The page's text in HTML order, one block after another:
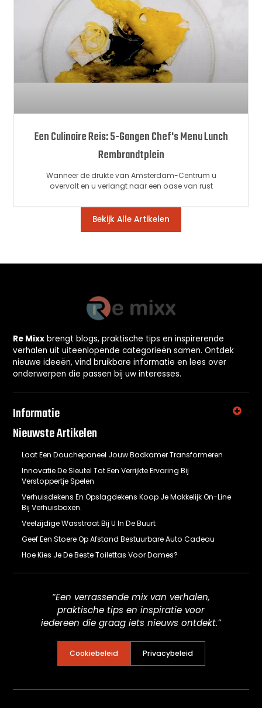
Een Culinaire Reis: 5-Gangen Chef's Menu Lunch
Rembrandtplein
Wanneer de drukte van Amsterdam-Centrum u
overvalt en u verlangt naar een oase van rust
Bekijk Alle Artikelen
Re Mixx brengt blogs, praktische tips en inspirerende
verhalen uit uiteenlopende categorieën samen. Ontdek
nieuwe ideeën, vind bruikbare informatie en lees over
onderwerpen die passen bij uw interesses.
Informatie
Nieuwste Artikelen
Laat Een Douchepaneel Jouw Badkamer Transformeren
Innovatie De Sleutel Tot Een Verrijkte Ervaring Bij
Verstoppertje Spelen
Verhuisdekens En Opslagdekens Koop Je Makkelijk On-Line
Bij Verhuisboxen.
Veelzijdige Wasstraat Bij U In De Buurt
Geef Een Stoere Op Afstand Bestuurbare Auto Cadeau
Hoe Kies Je De Beste Toilettas Voor Dames?
“Een verrassende mix van verhalen,
praktische tips en inspiratie voor
iedereen die graag iets nieuws ontdekt.”
Cookiebeleid Privacybeleid